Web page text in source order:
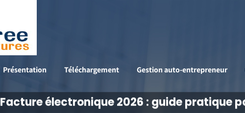
Présentation Téléchargement Gestion auto-entrepreneur
Facture électronique 2026 : guide pratique